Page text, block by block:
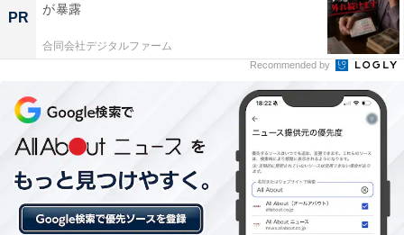
PR
が暴露
合同会社デジタルファーム
Recommended by